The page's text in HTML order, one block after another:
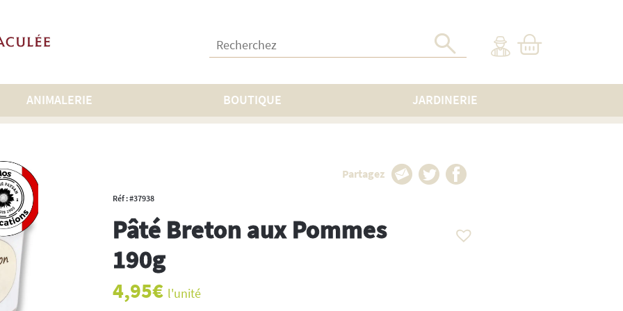
Recherchez :
ANIMALERIE BOUTIQUE JARDINERIE
Pâté Breton aux Pommes 190g
Partagez
Réf : #37938
Pâté Breton aux Pommes
190g
4,95€ l'unité